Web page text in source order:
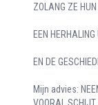
ZOLANG ZE
EEN
EN DE
Mijn advies:
VOORAL